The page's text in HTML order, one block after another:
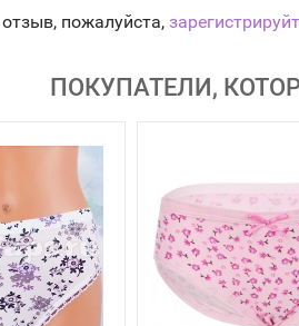
пожалуйста,
ПОКУПАТЕЛИ,